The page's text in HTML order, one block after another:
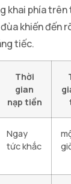
khai phía
khiến đến
tiếc.
Thời
gian
nạp tiền
Ngay
tức khắc